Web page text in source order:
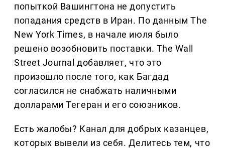
попыткой Вашингтона не допустить
попадания средств в Иран. По данным The
New York Times, в начале июля было
решено возобновить поставки. The Wall
Street Journal добавляет, что это
произошло после того, как Багдад
согласился не снабжать наличными
долларами Тегеран и его союзников.
Есть жалобы? Канал для добрых казанцев,
которых вывели из себя. Делитеcь тем, что